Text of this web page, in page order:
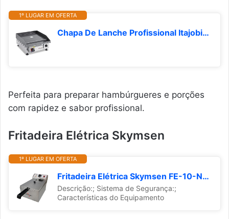
1º LUGAR EM OFERTA
Chapa De Lanche Profissional Itajobi 45X45Cm 1 Queimador Aço Inox
Perfeita para preparar hambúrgueres e porções
com rapidez e sabor profissional.
Fritadeira Elétrica Skymsen
1º LUGAR EM OFERTA
Fritadeira Elétrica Skymsen FE-10-N 5L Inox 1 Cuba
Descrição:; Sistema de Segurança:;
Características do Equipamento